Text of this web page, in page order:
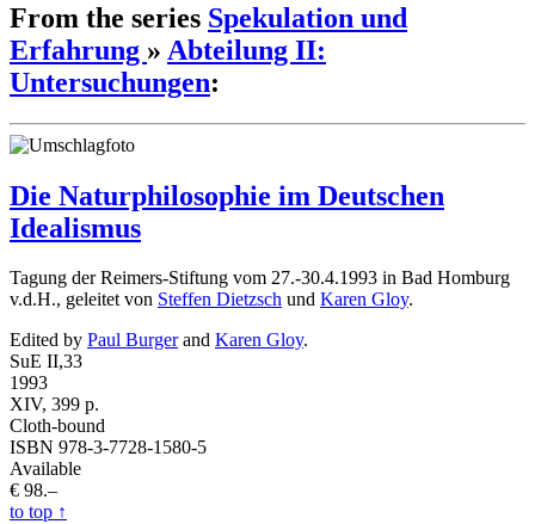
From the series Spekulation und
Erfahrung » Abteilung II:
Untersuchungen:
Die Naturphilosophie im Deutschen
Idealismus
Tagung der Reimers-Stiftung vom 27.-30.4.1993 in Bad Homburg
v.d.H., geleitet von Steffen Dietzsch und Karen Gloy.
Edited by Paul Burgerand Karen Gloy.
SuE II,33
1993
XIV, 399 p.
Cloth-bound
ISBN 978-3-7728-1580-5
Available
€ 98.–
to top ↑